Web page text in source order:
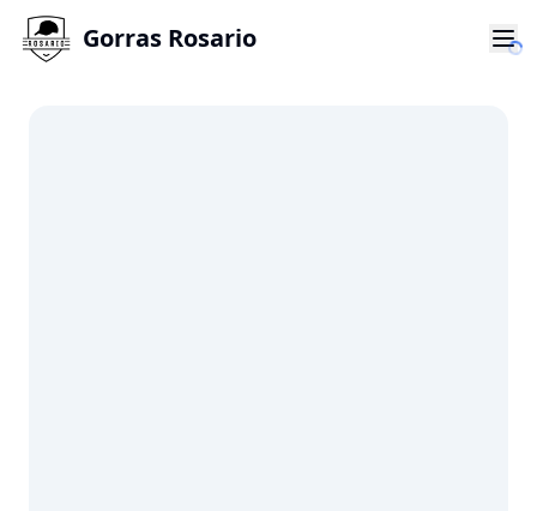
Gorras Rosario